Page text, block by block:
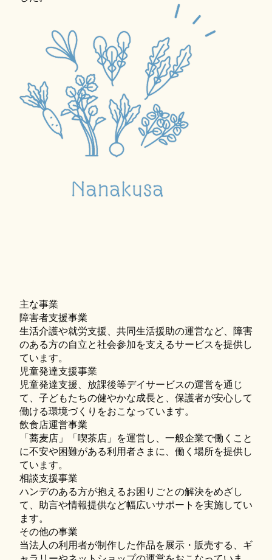
主な事業
障害者支援事業
生活介護や就労支援、共同生活援助の運営など、障害
のある方の自立と社会参加を支えるサービスを提供し
ています。
児童発達支援事業
児童発達支援、放課後等デイサービスの運営を通じ
て、子どもたちの健やかな成長と、保護者が安心して
働ける環境づくりをおこなっています。
飲食店運営事業
「蕎麦店」「喫茶店」を運営し、一般企業で働くこと
に不安や困難がある利用者さまに、働く場所を提供し
ています。
相談支援事業
ハンデのある方が抱えるお困りごとの解決をめざし
て、助言や情報提供など幅広いサポートを実施してい
ます。
その他の事業
当法人の利用者が制作した作品を展示・販売する、ギ